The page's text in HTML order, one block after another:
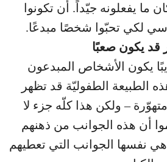
ما يفعلونه جيّداً. أن تكونوا
لكي تحبّوا شخصًا مبدعًا.
يكون الأشخاص المبدعون
الطبيعة الطفوليّة قد تظهر
متهوّرة – ولكن هذا كلّه جزء لا
أن هذه الجوانب من ذهنهم
هي نفسها الجوانب التي تعطيهم